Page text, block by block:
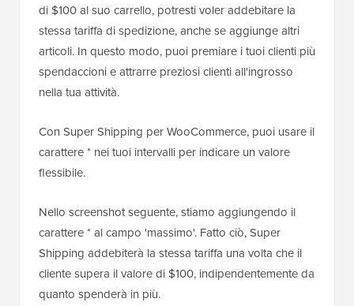
di $100 al suo carrello, potresti voler addebitare la
stessa tariffa di spedizione, anche se aggiunge altri
articoli. In questo modo, puoi premiare i tuoi clienti più
spendaccioni e attrarre preziosi clienti all'ingrosso
nella tua attività.
Con Super Shipping per WooCommerce, puoi usare il
carattere * nei tuoi intervalli per indicare un valore
flessibile.
Nello screenshot seguente, stiamo aggiungendo il
carattere * al campo 'massimo'. Fatto ciò, Super
Shipping addebiterà la stessa tariffa una volta che il
cliente supera il valore di $100, indipendentemente da
quanto spenderà in più.